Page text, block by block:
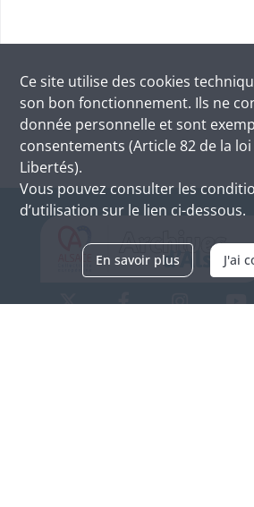
Ce site utilise des cookies
son bon fonctionnement. Ils ne
donnée personnelle et sont
consentements (Article 82 de la
Libertés).
Vous pouvez consulter les
d’utilisation sur le lien ci-dessous.
En savoir plus J'ai